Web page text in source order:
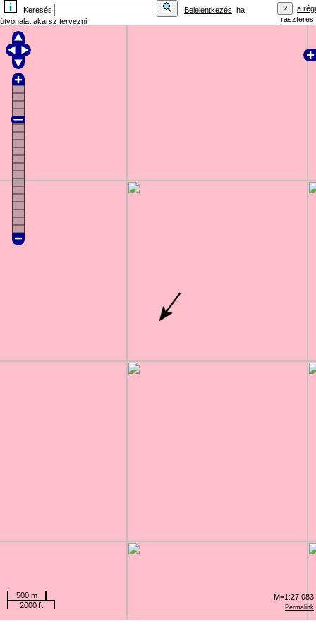
Keresés Bejelentkezés , ha
útvonalat akarsz tervezni
a régi
raszteres
Permalink
500 m
2000 ft
M=1:27 083